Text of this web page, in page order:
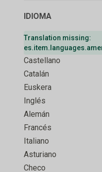
IDIOMA
Translation missing:
Castellano
Catalán
Euskera
Inglés
Alemán
Francés
Italiano
Asturiano
Checo